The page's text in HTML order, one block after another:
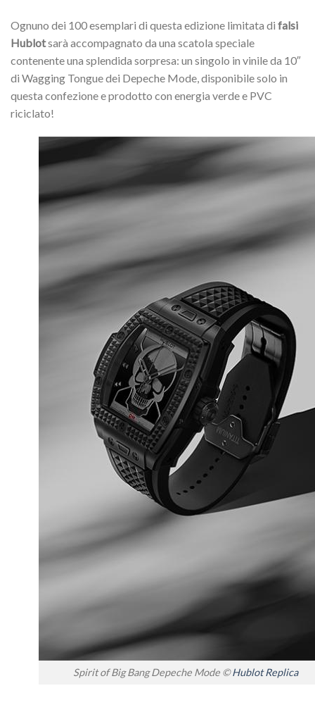
Ognuno dei 100 esemplari di questa edizione limitata di falsi
Hublotsarà accompagnato da una scatola speciale
contenente una splendida sorpresa: un singolo in vinile da 10″
di Wagging Tongue dei Depeche Mode, disponibile solo in
questa confezione e prodotto con energia verde e PVC
riciclato!
Spirit of Big Bang Depeche Mode ©Hublot Replica